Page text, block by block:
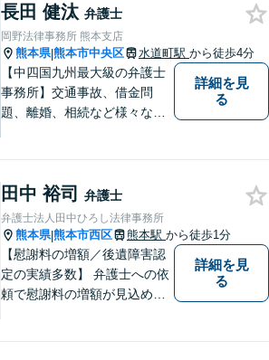
いく解決のサポートができま
すよう、一つ一つのご依頼に
誠実に取り組んでまいりま
す。
長田 健汰 弁護士
岡野法律事務所 熊本支店
熊本県|熊本市中央区 水道町駅 から徒歩4分
【中四国九州最大級の弁護士
事務所】交通事故、借金問
題、離婚、相続など様々な問
い！
詳細を見
る
田中 裕司 弁護士
弁護士法人田中ひろし法律事務所
熊本県|熊本市西区 熊本駅 から徒歩1分
【慰謝料の増額／後遺障害認
定の実績多数】 弁護士への依
頼で慰謝料の増額が見込めま
詳細を見
る